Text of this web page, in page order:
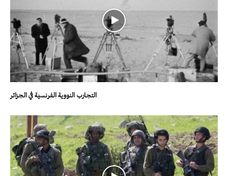
التجارب النووية الفرنسية في الجزائر